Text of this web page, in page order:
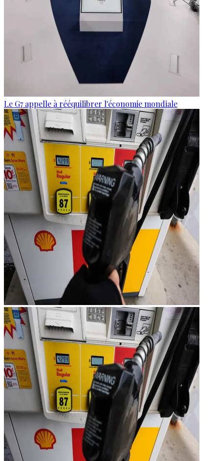
Le G7 appelle à rééquilibrer l'économie mondiale